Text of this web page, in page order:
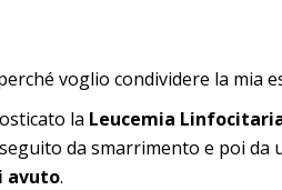
voglio condividere la
la Leucemia
da smarrimento e poi
avuto.